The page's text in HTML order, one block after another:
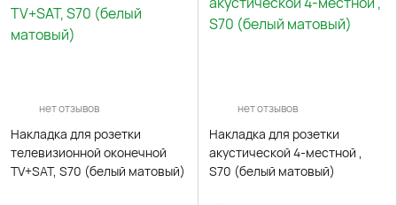
нет отзывов
Накладка для розетки
телевизионной оконечной
TV+SAT, S70 (белый матовый)
нет отзывов
Накладка для розетки
акустической 4-местной ,
S70 (белый матовый)